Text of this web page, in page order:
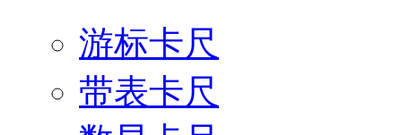
游标卡尺
带表卡尺